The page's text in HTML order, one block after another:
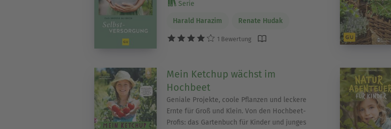
Serie
Harald Harazim Renate Hudak
1 Bewertung
Mein Ketchup wächst im
Hochbeet
Geniale Projekte, coole Pflanzen und leckere
Ernte für Groß und Klein. Von den Hochbeet-
Profis: das Gartenbuch für Kinder und junges